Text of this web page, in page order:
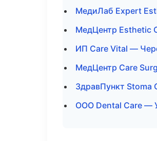
МедиЛаб Expert
МедЦентр Esthetic
ИП Care Vital —
МедЦентр Care
ЗдравПункт Stoma
ООО Dental Care —